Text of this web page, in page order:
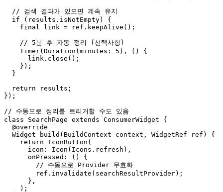
  // 검색 결과가 있으면 계속 유지
  if (results.isNotEmpty) {
    final link = ref.keepAlive();
    // 5분 후 자동 정리 (선택사항)
    Timer(Duration(minutes: 5), () {
      link.close();
    });
  }
  return results;
});
// 수동으로 정리를 트리거할 수도 있음
class SearchPage extends ConsumerWidget {
  @override
  Widget build(BuildContext context, WidgetRef ref) {
    return IconButton(
      icon: Icon(Icons.refresh),
      onPressed: () {
        // 수동으로 Provider 무효화
        ref.invalidate(searchResultProvider);
      },
    );